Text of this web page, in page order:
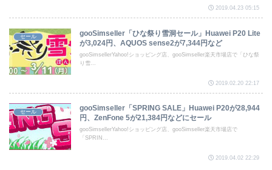
2019.04.23 05:15
セール
gooSimseller「ひな祭り雪洞セール」Huawei P20 Lite
が3,024円、AQUOS sense2が7,344円など
gooSimsellerYahoo!ショッピング店、gooSimseller楽天市場店で「ひな祭
り雪...
2019.02.20 22:17
セール
gooSimseller「SPRING SALE」Huawei P20が28,944
円、ZenFone 5が21,384円などにセール
gooSimsellerYahoo!ショッピング店、gooSimseller楽天市場店で
「SPRIN...
2019.04.02 22:29